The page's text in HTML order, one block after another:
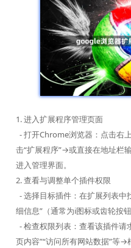
1. 进入扩展程序管理页面
- 打开Chrome浏览器：点击右
击“扩展程序”→或直接在地址
进入管理界面。
2. 查看与调整单个插件权限
- 选择目标插件：在扩展列表
细信息”（通常为i图标或齿轮按
- 检查权限列表：查看该插件请
页内容”“访问所有网站数据”等